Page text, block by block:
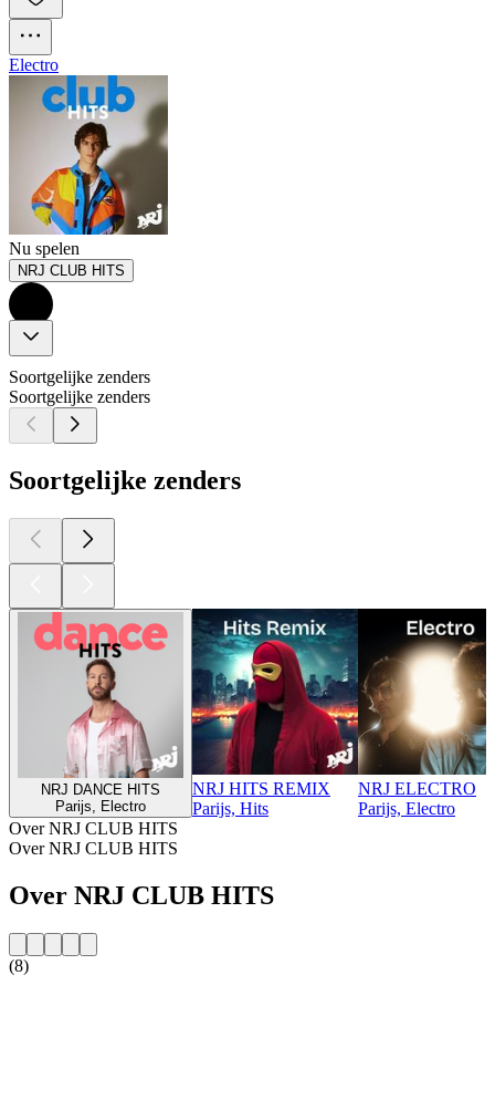
Electro
Nu spelen
NRJ CLUB HITS
Soortgelijke zenders
Soortgelijke zenders
Soortgelijke zenders
NRJ DANCE HITS
Parijs, Electro
NRJ HITS REMIX
Parijs, Hits
NRJ ELECTRO
Parijs, Electro
Over NRJ CLUB HITS
Over NRJ CLUB HITS
Over NRJ CLUB HITS
(8)